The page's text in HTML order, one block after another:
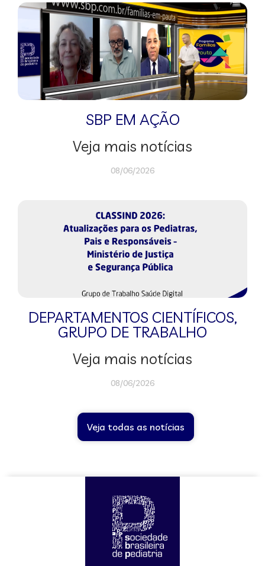
SBP EM AÇÃO
Veja mais notícias
08/06/2026
DEPARTAMENTOS CIENTÍFICOS,
GRUPO DE TRABALHO
Veja mais notícias
08/06/2026
Veja todas as notícias